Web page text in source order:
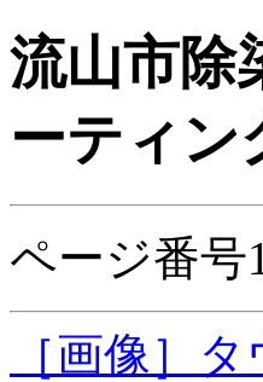
流山市除
ーティン
ページ番
［画像］